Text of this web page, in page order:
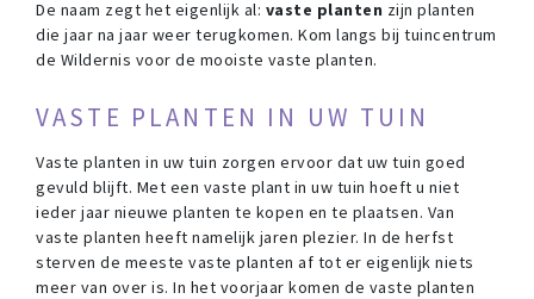
De naam zegt het eigenlijk al: vaste planten zijn planten
die jaar na jaar weer terugkomen. Kom langs bij tuincentrum
de Wildernis voor de mooiste vaste planten.
VASTE PLANTEN IN UW TUIN
Vaste planten in uw tuin zorgen ervoor dat uw tuin goed
gevuld blijft. Met een vaste plant in uw tuin hoeft u niet
ieder jaar nieuwe planten te kopen en te plaatsen. Van
vaste planten heeft namelijk jaren plezier. In de herfst
sterven de meeste vaste planten af tot er eigenlijk niets
meer van over is. In het voorjaar komen de vaste planten